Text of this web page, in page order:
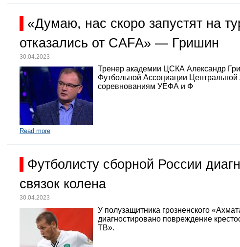
«Думаю, нас скоро запустят на
отказались от CAFA» — Гришин
30.04.2023
Тренер академии ЦСКА Александр
Футбольной Ассоциации
соревнованиям УЕФА и Ф
Read more
Футболисту сборной России
связок колена
30.04.2023
У полузащитника грозненского
диагностировано повреждение
ТВ».